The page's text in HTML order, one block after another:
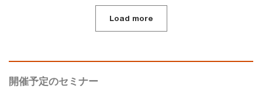
Load more
開催予定のセミナー